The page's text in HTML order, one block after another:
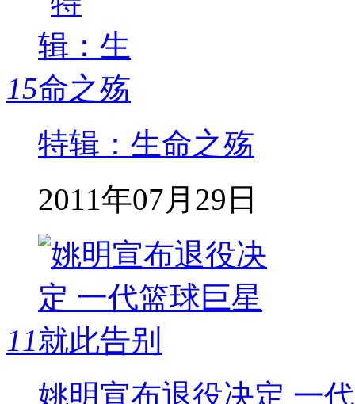
15
特辑：生命之殇
2011年07月29日
11
姚明宣布退役决定 一